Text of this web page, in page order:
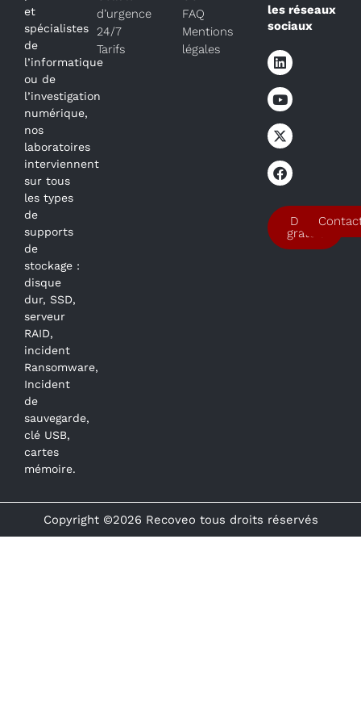
et
spécialistes
de
l’informatique
ou de
l’investigation
numérique,
nos
laboratoires
interviennent
sur tous
les types
de
supports
de
stockage :
disque
dur, SSD,
serveur
RAID,
incident
Ransomware,
Incident
de
sauvegarde,
clé USB,
cartes
mémoire.
d’urgence
24/7
Tarifs
FAQ
Mentions
légales
les réseaux
sociaux
Devis
gratuit
Copyright ©2026 Recoveo tous droits réservés